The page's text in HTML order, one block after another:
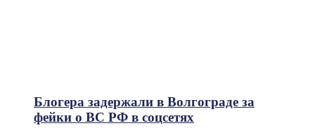
Блогера задержали в Волгограде за
фейки о ВС РФ в соцсетях